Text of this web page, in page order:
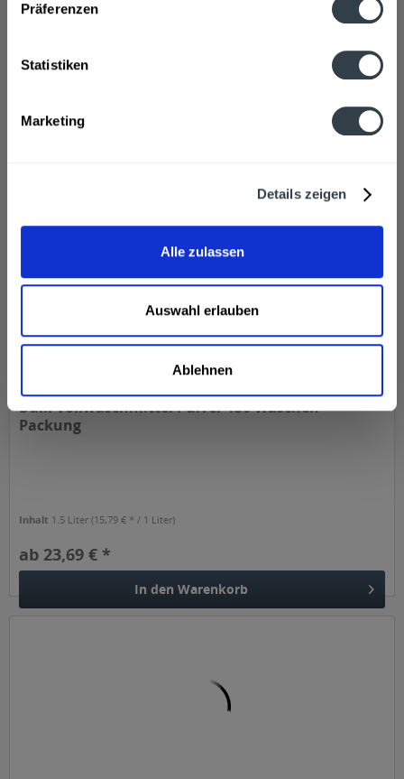
Präferenzen
Statistiken
Marketing
Details zeigen
Alle zulassen
Auswahl erlauben
Ablehnen
aro Feinwaschmittel Light Duty flüßig 40 WL - 3...
Inhalt3 Liter(1,53 € * / 1 Liter)
Dalli Vollwaschmittel Pulver 130 Wäschen -
Packung
Inhalt 1.5 Liter(15,79 € * / 1 Liter)
ab 23,69 € *
In den Warenkorb